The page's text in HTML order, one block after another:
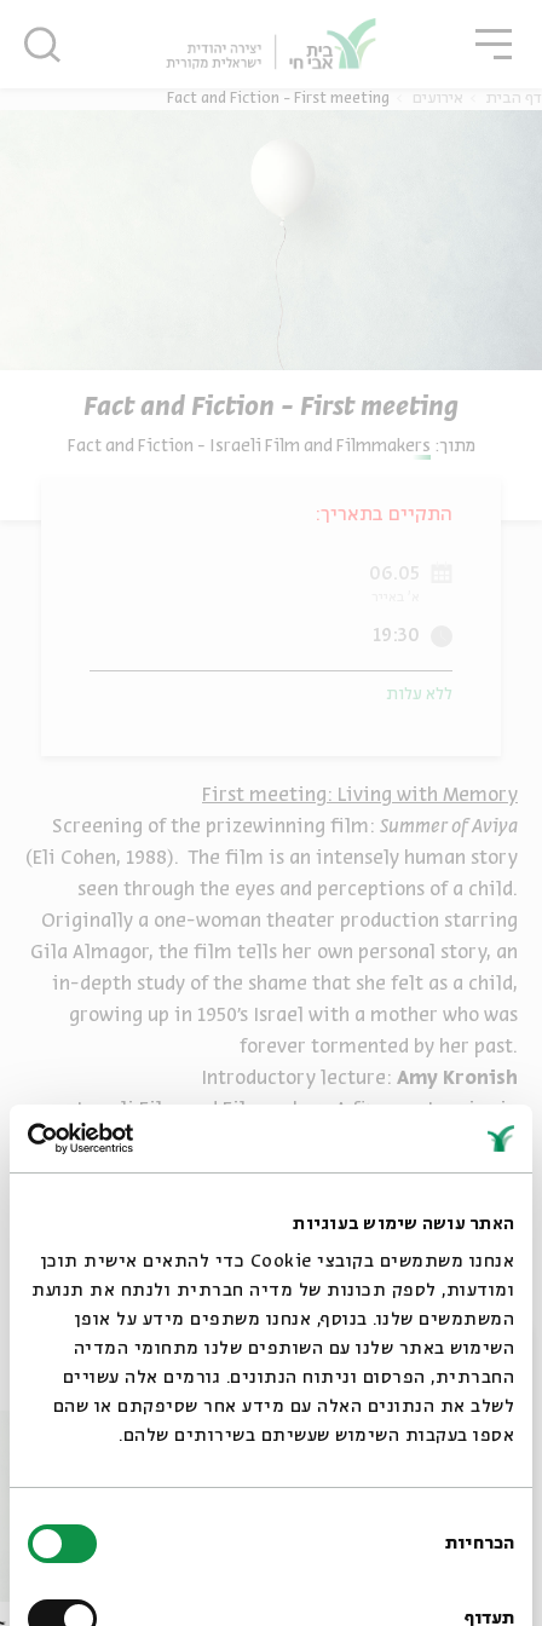
האתר עושה שימוש בעוגיות
אנחנו משתמשים בקובצי Cookie כדי להתאים אישית תוכן
ומודעות, לספק תכונות של מדיה חברתית ולנתח את תנועת
המשתמשים שלנו. בנוסף, אנחנו משתפים מידע על אופן
השימוש באתר שלנו עם השותפים שלנו מתחומי המדיה
החברתית, הפרסום וניתוח הנתונים. גורמים אלה עשויים
לשלב את הנתונים האלה עם מידע אחר שסיפקתם או שהם
אספו בעקבות השימוש שעשיתם בשירותים שלהם.
הסכמה
הכרחיות
תעדוף
דף הבית אירועים Fact and Fiction - First meeting
Fact and Fiction - First meeting
מתוך: Fact and Fiction - Israeli Film and Filmmakers
First meeting: Living with Memory
Screening of the prizewinning film: Summer of Aviya
(Eli Cohen, 1988). The film is an intensely human story
seen through the eyes and perceptions of a child.
Originally a one-woman theater production starring
Gila Almagor, the film tells her own personal story, an
in-depth study of the shame that she felt as a child,
growing up in 1950's Israel with a mother who was
forever tormented by her past.
Introductory lecture: Amy Kronish
Israeli Film and Filmmakers A five-part series in
English
Moderator:Amy Kronish
שיתוף הוספה ליומן הרשמה לאירועים דומים
התקיים בתאריך:
06.05
19:30
ללא עלות
סגור
סגור